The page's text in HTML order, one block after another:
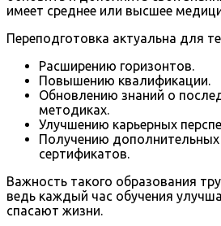
имеет среднее или высшее
Переподготовка актуальна для
Расширению горизонтов.
Повышению квалификации.
Обновлению знаний о
методиках.
Улучшению карьерных
Получению дополнительных
сертификатов.
Важность такого образования
ведь каждый час обучения
спасают жизни.